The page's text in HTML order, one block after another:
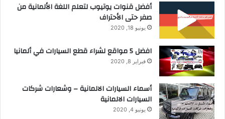
أفضل قنوات يوتيوب لتعلم اللغة الألمانية من
صفر حتى الأحتراف
يونيو 18, 2020
افضل 5 مواقع لشراء قطع السيارات في ألمانيا
فبراير 8, 2020
أسماء السيارات الالمانية – وشعارات شركات
السيارات الالمانية
يونيو 4, 2020